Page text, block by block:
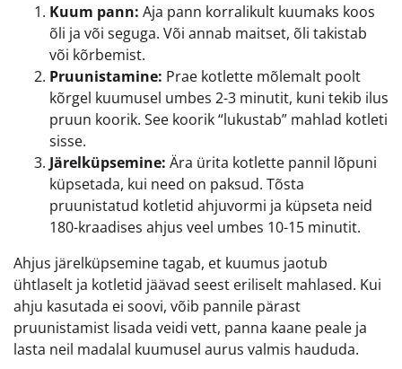
Kuum pann: Aja pann korralikult kuumaks koos
õli ja või seguga. Või annab maitset, õli takistab
või kõrbemist.
Pruunistamine: Prae kotlette mõlemalt poolt
kõrgel kuumusel umbes 2-3 minutit, kuni tekib ilus
pruun koorik. See koorik “lukustab” mahlad kotleti
sisse.
Järelküpsemine: Ära ürita kotlette pannil lõpuni
küpsetada, kui need on paksud. Tõsta
pruunistatud kotletid ahjuvormi ja küpseta neid
180-kraadises ahjus veel umbes 10-15 minutit.
Ahjus järelküpsemine tagab, et kuumus jaotub
ühtlaselt ja kotletid jäävad seest eriliselt mahlased. Kui
ahju kasutada ei soovi, võib pannile pärast
pruunistamist lisada veidi vett, panna kaane peale ja
lasta neil madalal kuumusel aurus valmis haududa.